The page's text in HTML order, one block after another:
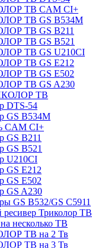
ТВ CAM CI+
ТВ GS B534M
ТВ GS B211
ТВ GS B521
ТВ GS U210CI
ТВ GS E212
ТВ GS E502
ТВ GS A230
ТВ
DTS-54
GS B534M
CAM CI+
GS B211
GS B521
U210CI
GS E212
GS E502
GS A230
GS B532/GS C5911
ресивер Триколор ТВ
несколько ТВ
ТВ на 2 Тв
ТВ на 3 Тв